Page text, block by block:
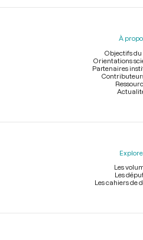
Menu
À
Objectifs du
Orientations
Partenaires
Les
Les
Les cahiers de